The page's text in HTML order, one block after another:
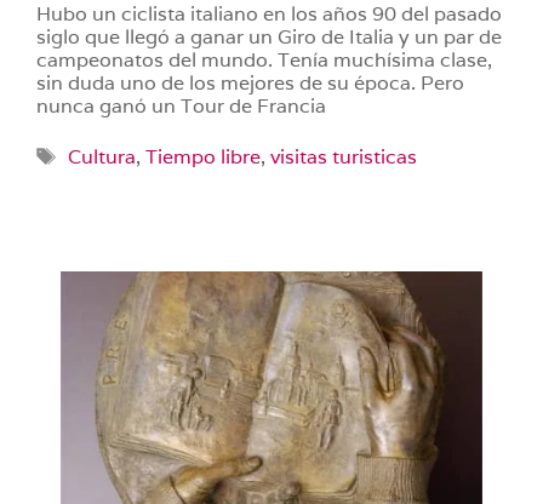
Hubo un ciclista italiano en los años 90 del pasado
siglo que llegó a ganar un Giro de Italia y un par de
campeonatos del mundo. Tenía muchísima clase,
sin duda uno de los mejores de su época. Pero
nunca ganó un Tour de Francia
Etiquetas
Cultura, Tiempo libre, visitas turisticas